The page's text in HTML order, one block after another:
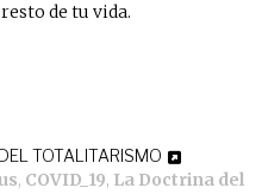
de tu vida.
TOTALITARISMO
, COVID_19, La Doctrina del